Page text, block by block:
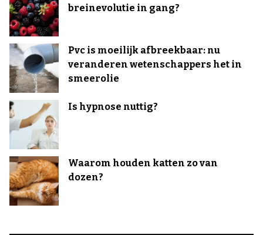
breinevolutie in gang?
Pvc is moeilijk afbreekbaar: nu
veranderen wetenschappers het in
smeerolie
Is hypnose nuttig?
Waarom houden katten zo van
dozen?